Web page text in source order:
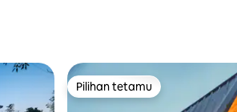
Pilihan tetamu
Pilihan tetamu